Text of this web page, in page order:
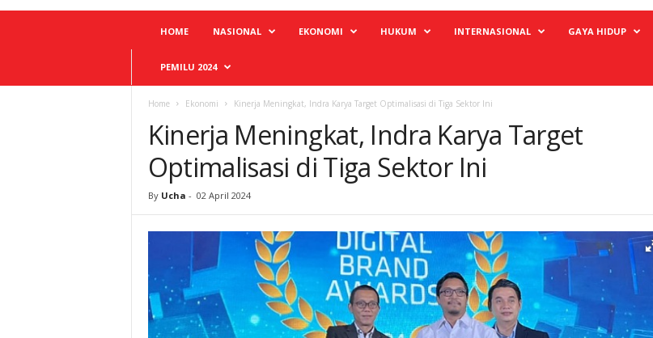
HOME NASIONAL EKONOMI HUKUM INTERNASIONAL GAYA HIDUP
PEMILU 2024
Home Ekonomi Kinerja Meningkat, Indra Karya Target Optimalisasi di Tiga Sektor Ini
Kinerja Meningkat, Indra Karya Target
Optimalisasi di Tiga Sektor Ini
By Ucha - 02 April 2024